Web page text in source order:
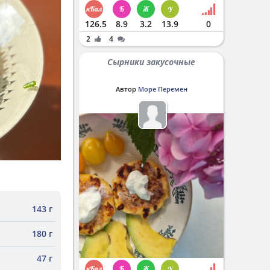
143 г
180 г
47 г
126.5 8.9 3.2 13.9 0
2 4
Сырники закусочные
Автор Море Перемен